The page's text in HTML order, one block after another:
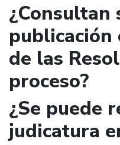
¿Consultan
de las
proceso?
¿Se puede
judicatura